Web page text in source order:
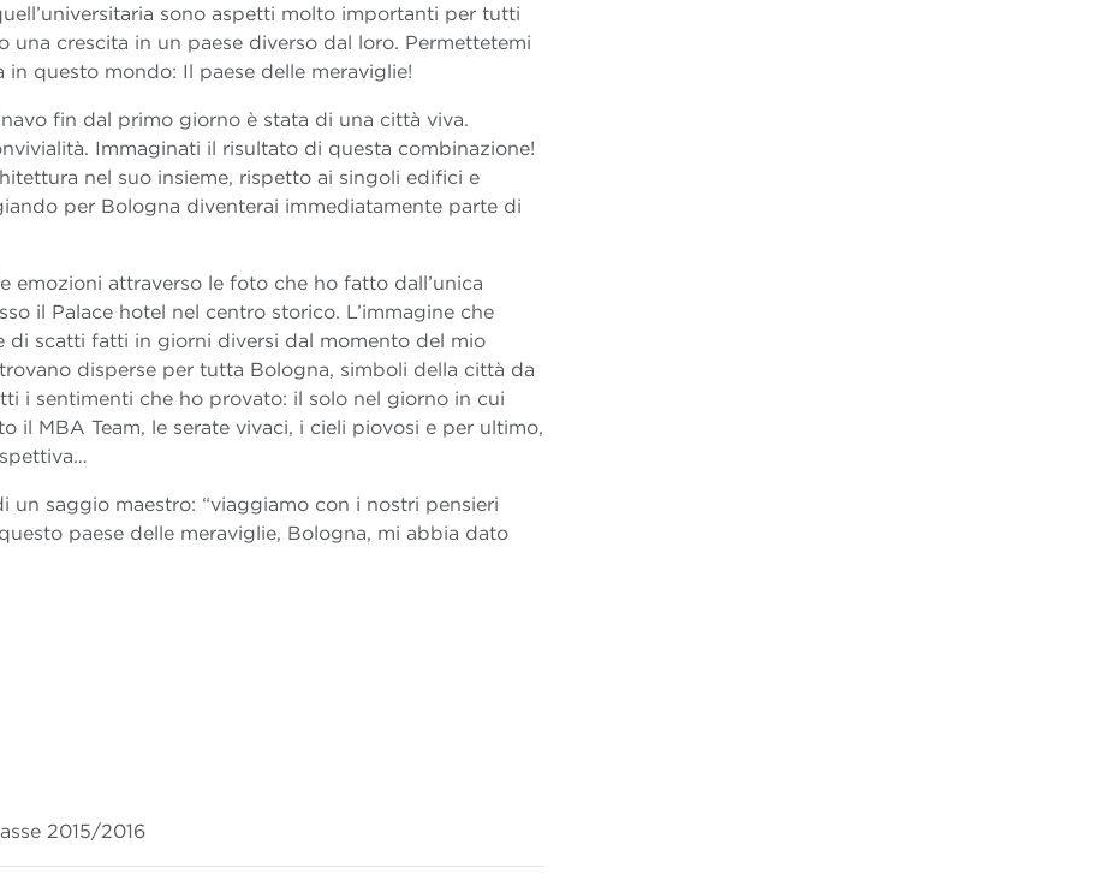
sono aspetti molto importanti per tutti
una crescita in un paese diverso dal loro. Permettetemi
questo mondo: Il paese delle meraviglie!
fin dal primo giorno è stata di una città viva.
Immaginati il risultato di questa combinazione!
nel suo insieme, rispetto ai singoli edifici e
per Bologna diventerai immediatamente parte di
emozioni attraverso le foto che ho fatto dall’unica
il Palace hotel nel centro storico. L’immagine che
di scatti fatti in giorni diversi dal momento del mio
disperse per tutta Bologna, simboli della città da
i sentimenti che ho provato: il solo nel giorno in cui
il MBA Team, le serate vivaci, i cieli piovosi e per ultimo,
un saggio maestro: “viaggiamo con i nostri pensieri
paese delle meraviglie, Bologna, mi abbia dato
2015/2016